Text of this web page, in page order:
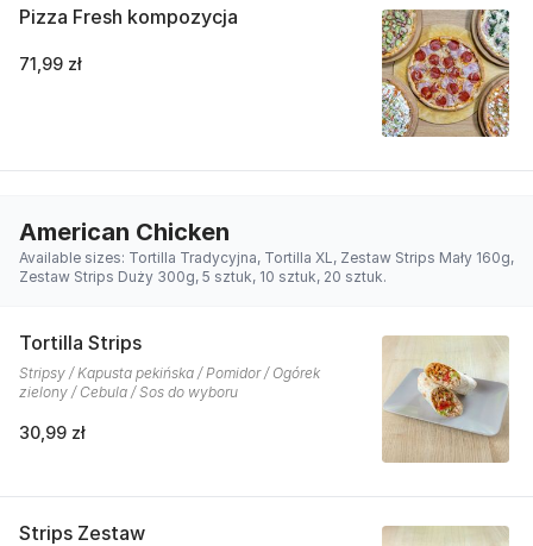
Pizza Fresh kompozycja
71,99 zł
American Chicken
Available sizes: Tortilla Tradycyjna, Tortilla XL, Zestaw Strips Mały 160g,
Zestaw Strips Duży 300g, 5 sztuk, 10 sztuk, 20 sztuk.
Tortilla Strips
Stripsy / Kapusta pekińska / Pomidor / Ogórek
zielony / Cebula / Sos do wyboru
30,99 zł
Strips Zestaw